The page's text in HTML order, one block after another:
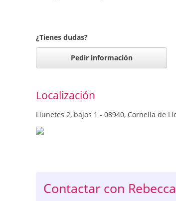
¿Tienes dudas?
Pedir información
Localización
Llunetes 2, bajos 1 - 08940, Cornella de
Contactar con